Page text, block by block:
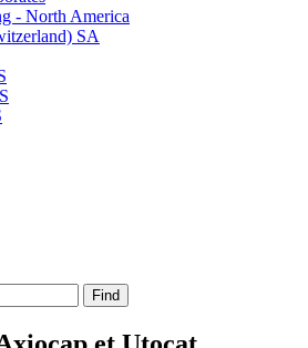
- North America
SA
Find